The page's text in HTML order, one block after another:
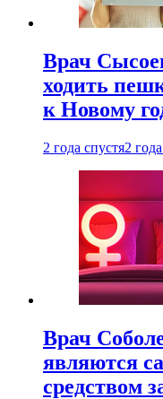
Врач
ходить
к Новому
2 года спустя2
Врач
являются
средством